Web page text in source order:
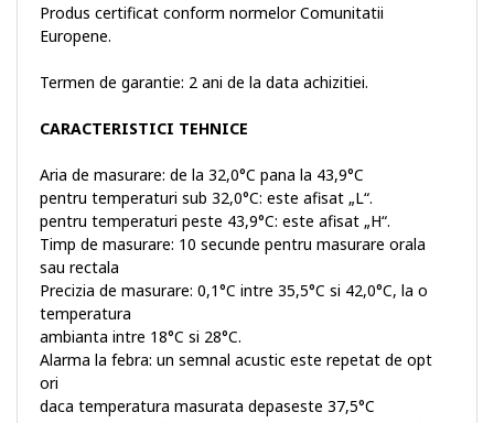
Produs certificat conform normelor Comunitatii
Europene.
Termen de garantie: 2 ani de la data achizitiei.
CARACTERISTICI TEHNICE
Aria de masurare: de la 32,0°C pana la 43,9°C
pentru temperaturi sub 32,0°C: este afisat „L“.
pentru temperaturi peste 43,9°C: este afisat „H“.
Timp de masurare: 10 secunde pentru masurare orala
sau rectala
Precizia de masurare: 0,1°C intre 35,5°C si 42,0°C, la o
temperatura
ambianta intre 18°C si 28°C.
Alarma la febra: un semnal acustic este repetat de opt
ori
daca temperatura masurata depaseste 37,5°C